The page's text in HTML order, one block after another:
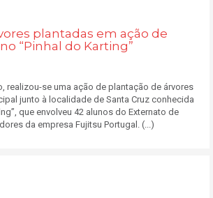
plantadas em ação de
“Pinhal do Karting”
realizou-se uma ação de plantação de árvores
junto à localidade de Santa Cruz conhecida
que envolveu 42 alunos do Externato de
da empresa Fujitsu Portugal. (...)